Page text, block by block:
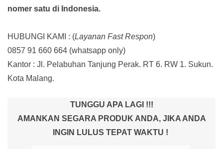
nomer satu di Indonesia.
HUBUNGI KAMI : (Layanan Fast Respon)
0857 91 660 664 (whatsapp only)
Kantor : Jl. Pelabuhan Tanjung Perak. RT 6. RW 1. Sukun.
Kota Malang.
TUNGGU APA LAGI !!!
AMANKAN SEGARA PRODUK ANDA, JIKA ANDA
INGIN LULUS TEPAT WAKTU !